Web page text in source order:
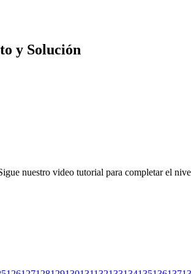
y Solución
nuestro video tutorial para completar el